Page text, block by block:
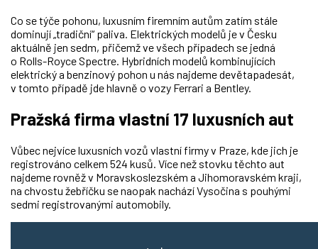
Co se týče pohonu, luxusním firemním autům zatím stále
dominují „tradiční“ paliva. Elektrických modelů je v Česku
aktuálně jen sedm, přičemž ve všech případech se jedná
o Rolls-Royce Spectre. Hybridních modelů kombinujících
elektrický a benzinový pohon u nás najdeme devětapadesát,
v tomto případě jde hlavně o vozy Ferrari a Bentley.
Pražská firma vlastní 17 luxusních aut
Vůbec nejvíce luxusních vozů vlastní firmy v Praze, kde jich je
registrováno celkem 524 kusů. Více než stovku těchto aut
najdeme rovněž v Moravskoslezském a Jihomoravském kraji,
na chvostu žebříčku se naopak nachází Vysočina s pouhými
sedmi registrovanými automobily.